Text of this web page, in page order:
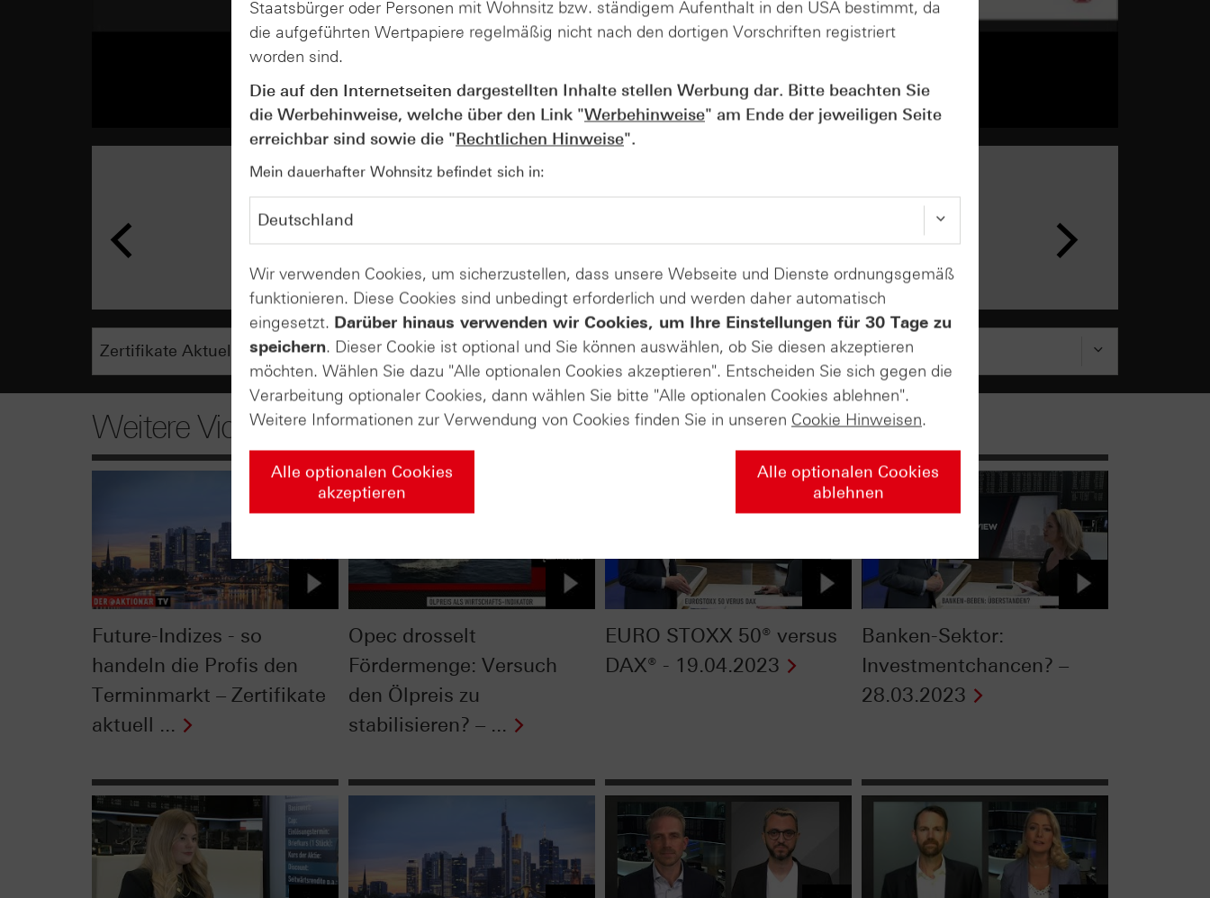
07
Weitere Videos
Future-Indizes - so
handeln die Profis den
Terminmarkt – Zertifikate
aktuell ...
Opec drosselt
Fördermenge: Versuch
den Ölpreis zu
stabilisieren? – ...
EURO STOXX 50® versus
DAX® - 19.04.2023
Banken-Sektor:
Investmentchancen? –
28.03.2023
Staatsbürger oder Personen mit Wohnsitz bzw. ständigem Aufenthalt in den USA bestimmt, da
die aufgeführten Wertpapiere regelmäßig nicht nach den dortigen Vorschriften registriert
worden sind.
Die auf den Internetseiten dargestellten Inhalte stellen Werbung dar. Bitte beachten Sie
die Werbehinweise, welche über den Link "Werbehinweise" am Ende der jeweiligen Seite
erreichbar sind sowie die "Rechtlichen Hinweise".
Mein dauerhafter Wohnsitz befindet sich in:
Wir verwenden Cookies, um sicherzustellen, dass unsere Webseite und Dienste ordnungsgemäß
funktionieren. Diese Cookies sind unbedingt erforderlich und werden daher automatisch
eingesetzt. Darüber hinaus verwenden wir Cookies, um Ihre Einstellungen für 30 Tage zu
speichern. Dieser Cookie ist optional und Sie können auswählen, ob Sie diesen akzeptieren
möchten. Wählen Sie dazu "Alle optionalen Cookies akzeptieren". Entscheiden Sie sich gegen die
Verarbeitung optionaler Cookies, dann wählen Sie bitte "Alle optionalen Cookies ablehnen".
Weitere Informationen zur Verwendung von Cookies finden Sie in unseren Cookie Hinweisen.
Alle optionalen Cookies
akzeptieren
Alle optionalen Cookies
ablehnen